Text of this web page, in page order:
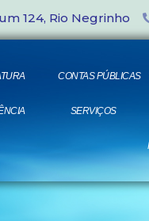
124, Rio Negrinho
CONTAS PÚBLICAS
SERVIÇOS